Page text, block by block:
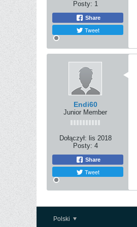
Posty: 1
Share
Tweet
Endi60
Junior Member
Dołączył: lis 2018
Posty: 4
Share
Tweet
Polski